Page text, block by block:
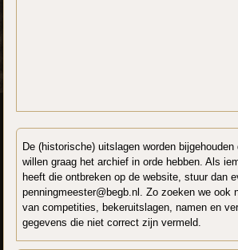
De (historische) uitslagen worden
willen graag het archief in orde hebben. Als
heeft die ontbreken op de website, stuur dan
penningmeester@begb.nl. Zo zoeken we ook
van competities, bekeruitslagen, namen en
gegevens die niet correct zijn vermeld.